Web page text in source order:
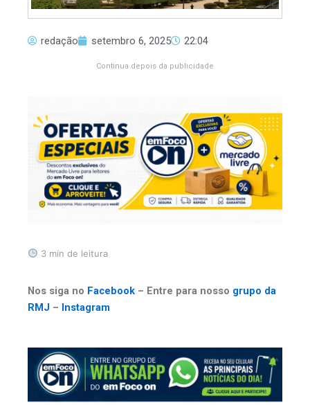
redação setembro 6, 2025 22:04
Continua depois da publicidade
3 min de leitura
Nos siga no Facebook – Entre para nosso grupo da
RMJ – Instagram